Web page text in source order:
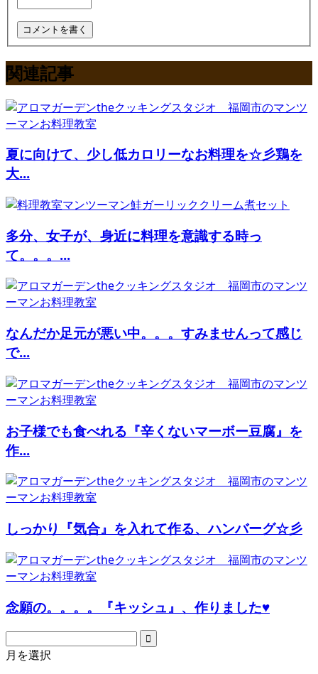
関連記事
夏に向けて、少し低カロリーなお料理を☆彡鶏を
大...
多分、女子が、身近に料理を意識する時っ
て。。。...
なんだか足元が悪い中。。。すみませんって感じ
で...
お子様でも食べれる『辛くないマーボー豆腐』を
作...
しっかり『気合』を入れて作る、ハンバーグ☆彡
念願の。。。。『キッシュ』、作りました♥
月を選択